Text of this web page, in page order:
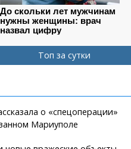
Топ за сутки
о «спецоперации»
Мариуполе